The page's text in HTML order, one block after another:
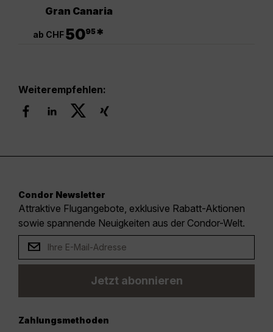
Gran Canaria
ab CHF5095*
Weiterempfehlen:
Condor Newsletter
Attraktive Flugangebote, exklusive Rabatt-Aktionen
sowie spannende Neuigkeiten aus der Condor-Welt.
Jetzt abonnieren
Zahlungsmethoden